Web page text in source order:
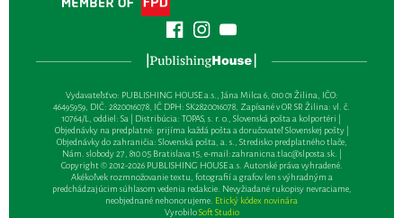
Vydavateľsťvo: PUBLISHING HOUSE a.s., Jána Milca 6, 010 01 Žilina, IČO:
46495959, DIČ: 2820016078, IČ DPH: SK2820016078, Zapísané v OR SR Žilina: vl. č.
10764/L, oddiel: Sa | Distribúcia: TOPAS, s. r. o., Slovenská pošta a kolportéri |
Objednávky na predplatné: prijíma každá pošta a doručovateľ Slovenskej pošty |
Objednávky do zahraničia: Slovenská pošta, a. s., Stredisko predplatného tlače,
Nám. slobody 27, 810 05 Bratislava 15, e-mail:zahranicna.tlac@slposta.sk. |
Copyright © 2012-2026 PUBLISHING HOUSE a.s. Autorské práva vyhradené.
Akékoľvek rozmnožovanie textu, fotografií a grafov len s výhradným a
predchádzajúcim súhlasom vedenia redakcie. Nevyžiadané rukopisy nevraciame,
neobjednané nehonorujeme. Etický kódex novinára
VyrobiloSoft Studio